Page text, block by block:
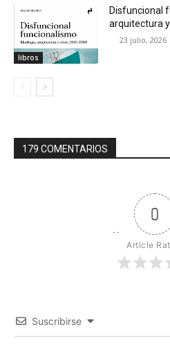
libros
Disfuncional
arquitectura
23 julio, 2026
179 COMENTARIOS
0
Article
Suscribirse